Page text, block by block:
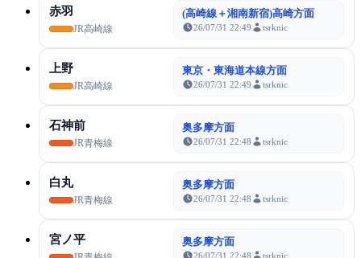
赤羽
JR高崎線
(高崎線＋湘南新宿)高崎方面
26/07/31 22:49 tsrknic
上野
JR高崎線
東京・東海道本線方面
26/07/31 22:49 tsrknic
石神前
JR青梅線
奥多摩方面
26/07/31 22:48 tsrknic
白丸
JR青梅線
奥多摩方面
26/07/31 22:48 tsrknic
宮ノ平 奥多摩方面
26/07/31 22:48 tsrknic